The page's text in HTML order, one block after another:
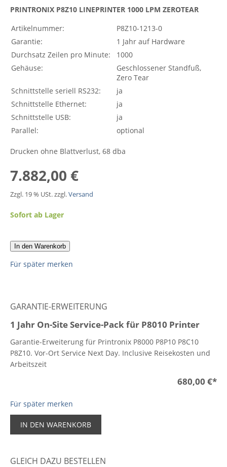
PRINTRONIX P8Z10 LINEPRINTER 1000 LPM ZEROTEAR
Artikelnummer:
P8Z10-1213-0
Garantie:
1 Jahr auf Hardware
Durchsatz Zeilen pro Minute:
1000
Gehäuse:
Geschlossener Standfuß,
Zero Tear
Schnittstelle seriell RS232:
ja
Schnittstelle Ethernet:
ja
Schnittstelle USB:
ja
Parallel:
optional
Drucken ohne Blattverlust, 68 dba
7.882,00 €
Zzgl. 19 % USt. zzgl.Versand
Sofort ab Lager
In den Warenkorb
Für später merken
GARANTIE-ERWEITERUNG
1 Jahr On-Site Service-Pack für P8010 Printer
Garantie-Erweiterung für Printronix P8000 P8P10 P8C10
P8Z10. Vor-Ort Service Next Day. Inclusive Reisekosten und
Arbeitszeit
680,00 €*
Für später merken
IN DEN WARENKORB
GLEICH DAZU BESTELLEN